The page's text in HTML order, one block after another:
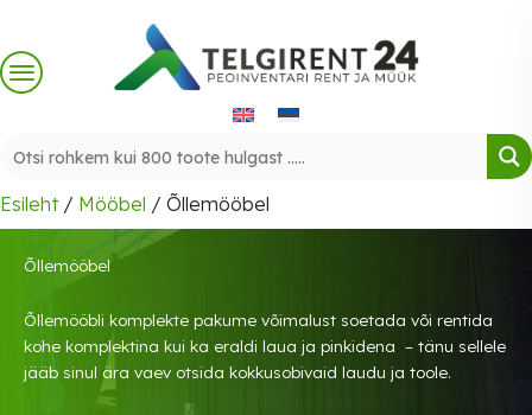
content
Esileht/ Mööbel / Õllemööbel
Õllemööbel
Õllemööbli komplekte pakume võimalust soetada või rentida
kohe komplektina kui ka eraldi laua ja pinkidena – tänu sellele
jääb sinul ära vaev otsida kokkusobivaid laudu ja toole.